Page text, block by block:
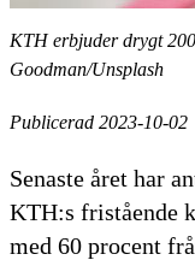
KTH erbjuder drygt
Goodman/Unsplash
Publicerad 2023-10-02
Senaste året har
KTH:s fristående
med 60 procent